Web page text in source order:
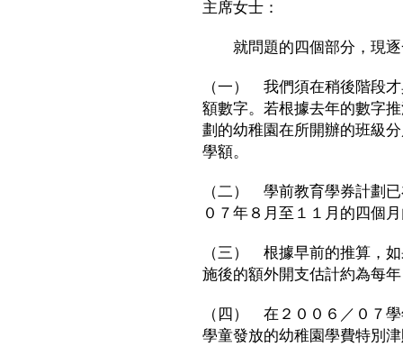
主席女士：
就問題的四個部分，現逐
（一） 我們須在稍後階段
額數字。若根據去年的數字
劃的幼稚園在所開辦的班級
學額。
（二） 學前教育學券計劃
０７年８月至１１月的四個
（三） 根據早前的推算，
施後的額外開支估計約為每
（四） 在２００６／０７
學童發放的幼稚園學費特別